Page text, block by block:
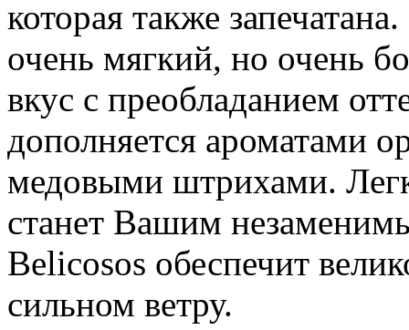
которая также
очень мягкий, но очень
вкус с преобладанием
дополняется ароматами
медовыми штрихами.
станет Вашим
Belicosos обеспечит
сильном ветру.